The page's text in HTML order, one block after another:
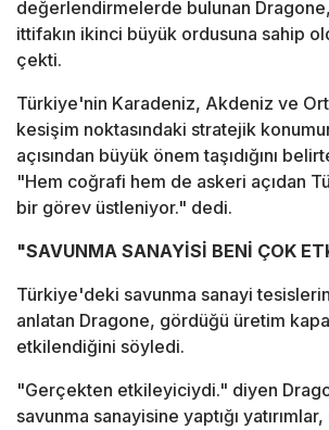
değerlendirmelerde bulunan
ittifakın ikinci büyük ordusuna sahip
çekti.
Türkiye'nin Karadeniz, Akdeniz ve
kesişim noktasındaki stratejik
açısından büyük önem taşıdığını
"Hem coğrafi hem de askeri açıdan
bir görev üstleniyor." dedi.
"SAVUNMA SANAYİSİ BENİ ÇOK
Türkiye'deki savunma sanayi
anlatan Dragone, gördüğü üretim
etkilendiğini söyledi.
"Gerçekten etkileyiciydi." diyen
savunma sanayisine yaptığı yatırımlar,